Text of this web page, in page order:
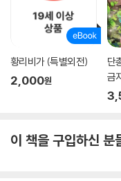
황리비가 (특별외전)
2,000원
단
금
이 책을 구입하신 분